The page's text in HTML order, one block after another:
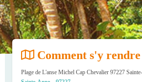
Comment s'y rendre
Plage de L'anse Michel Cap Chevalier 97227